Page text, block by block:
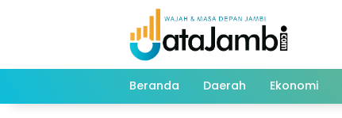
Beranda Daerah Ekonomi